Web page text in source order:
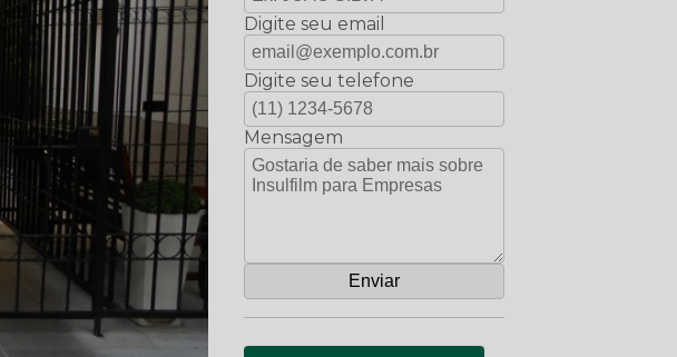
Digite seu email
Digite seu telefone
Mensagem